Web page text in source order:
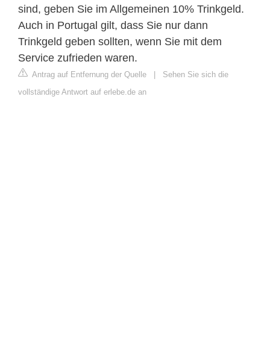
sind, geben Sie im Allgemeinen 10% Trinkgeld.
Auch in Portugal gilt, dass Sie nur dann
Trinkgeld geben sollten, wenn Sie mit dem
Service zufrieden waren.
Antrag auf Entfernung der Quelle | Sehen Sie sich die
vollständige Antwort auf erlebe.de an